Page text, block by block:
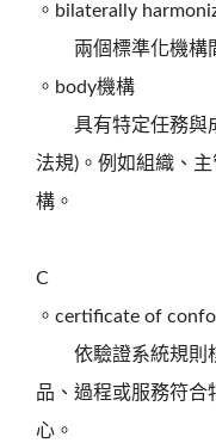
。bilaterally
兩個標準化機構
。body機構
具有特定任務與成
法規)。例如組織、
構。
C
。certificate of
依驗證系統規則核
品、過程或服務符合
心。